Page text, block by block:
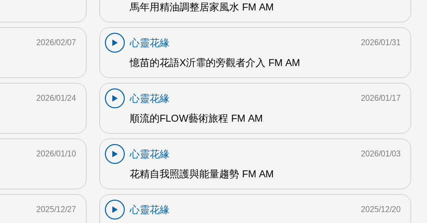
馬年用精油調整居家風水 FM AM
2026/02/07
心靈花緣
憶苗的花語X沂霏的旁觀者介入 FM AM
2026/01/31
2026/01/24
心靈花緣
順流的FLOW藝術旅程 FM AM
2026/01/17
2026/01/10
心靈花緣
花精自我照護與能量趨勢 FM AM
2026/01/03
2025/12/27
心靈花緣
2025/12/20